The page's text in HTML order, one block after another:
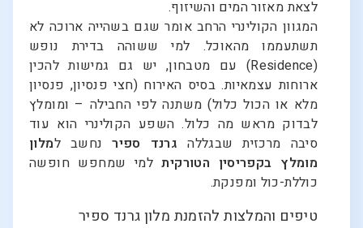
לצאת מאזור המים והשיזוף.
המגוון הקולינרי הרחב אומר שגם בשהייה ארוכה לא
תשתעממו מהאוכל. למי ששוהה בדירת נופש
(Residence) עם מטבחון, יש גם גמישות להכין
ארוחות עצמאיות. בסיס האירוח (חצי פנסיון, פנסיון
מלא או הכול כלול) משתנה לפי החבילה – ומומלץ
לבדוק מראש מה כלול. השפע הקולינרי הוא עוד
סיבה מרכזית שבגללה גרנד ספירנחשב למלון
מומלץ בקפריסין הטורקיתלמי שמחפש חופשה
כוללת-כול ומפנקת.
טיפים והמלצות להזמנת מלון גרנד ספיר